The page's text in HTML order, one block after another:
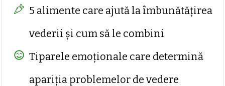
5 alimente care ajută la îmbunătățirea
vederii și cum să le combini
Tiparele emoționale care determină
apariția problemelor de vedere